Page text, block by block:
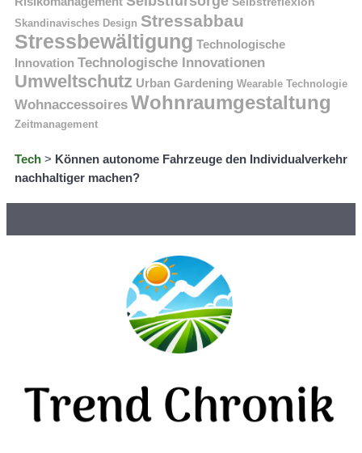
Skandinavisches Design Stressabbau
Stressbewältigung Technologische
Innovation Technologische Innovationen
Umweltschutz Urban Gardening Wearable Technologie
Wohnaccessoires Wohnraumgestaltung
Zeitmanagement
Tech > Können autonome Fahrzeuge den Individualverkehr
nachhaltiger machen?